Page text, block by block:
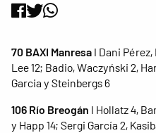
70 BAXI Manresa I Dani Pérez,
Lee 12; Badio, Waczyński 2,
Garcia y Steinbergs 6
106 Río Breogán I Hollatz 4,
y Happ 14; Sergi García 2,